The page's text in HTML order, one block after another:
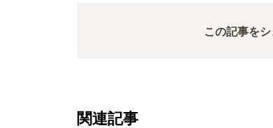
この記事を
関連記事